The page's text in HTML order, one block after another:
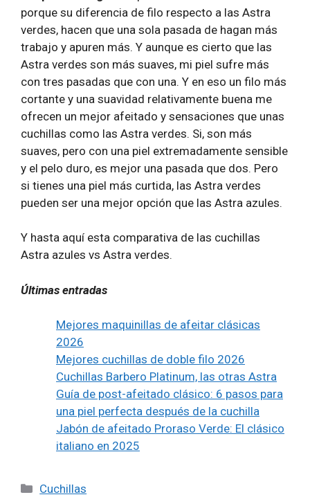
porque su diferencia de filo respecto a las Astra
verdes, hacen que una sola pasada de hagan más
trabajo y apuren más. Y aunque es cierto que las
Astra verdes son más suaves, mi piel sufre más
con tres pasadas que con una. Y en eso un filo más
cortante y una suavidad relativamente buena me
ofrecen un mejor afeitado y sensaciones que unas
cuchillas como las Astra verdes. Si, son más
suaves, pero con una piel extremadamente sensible
y el pelo duro, es mejor una pasada que dos. Pero
si tienes una piel más curtida, las Astra verdes
pueden ser una mejor opción que las Astra azules.
Y hasta aquí esta comparativa de las cuchillas
Astra azules vs Astra verdes.
Últimas entradas
Mejores maquinillas de afeitar clásicas
2026
Mejores cuchillas de doble filo 2026
Cuchillas Barbero Platinum, las otras Astra
Guía de post-afeitado clásico: 6 pasos para
una piel perfecta después de la cuchilla
Jabón de afeitado Proraso Verde: El clásico
italiano en 2025
Categorías
Cuchillas